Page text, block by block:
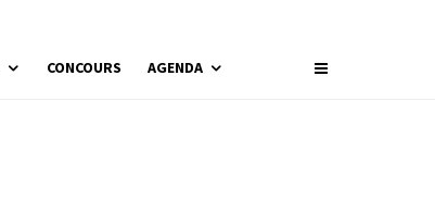
CONCOURS AGENDA